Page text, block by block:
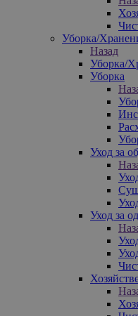
Уборка/
Назад
Уборка/
Уборка
Уход за
Уход за